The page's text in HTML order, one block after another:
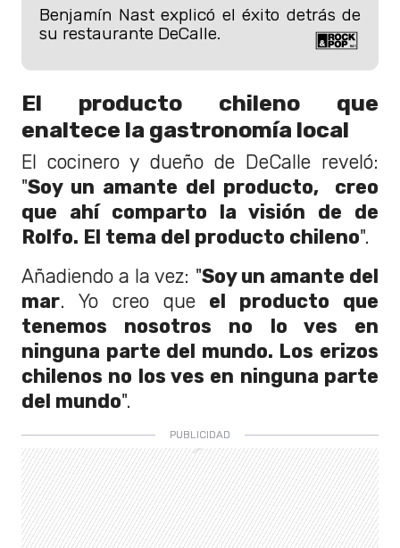
Benjamín Nast explicó el éxito detrás de
su restaurante DeCalle.
El producto chileno que
enaltece la gastronomía local
El cocinero y dueño de DeCalle reveló:
"Soy un amante del producto, creo
que ahí comparto la visión de de
Rolfo. El tema del producto chileno".
Añadiendo a la vez: "Soy un amante del
mar. Yo creo que el producto que
tenemos nosotros no lo ves en
ninguna parte del mundo. Los erizos
chilenos no los ves en ninguna parte
del mundo".